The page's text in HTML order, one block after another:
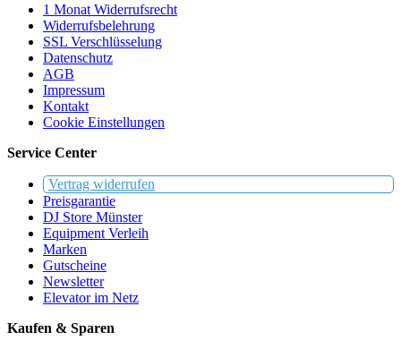
1 Monat Widerrufsrecht
Widerrufsbelehrung
SSL Verschlüsselung
Datenschutz
AGB
Impressum
Kontakt
Cookie Einstellungen
Service Center
Vertrag widerrufen
Preisgarantie
DJ Store Münster
Equipment Verleih
Marken
Gutscheine
Newsletter
Elevator im Netz
Kaufen & Sparen